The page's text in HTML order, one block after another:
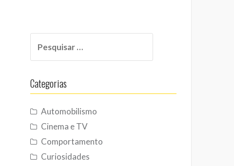
por:
Categorias
Automobilismo
Cinema e TV
Comportamento
Curiosidades